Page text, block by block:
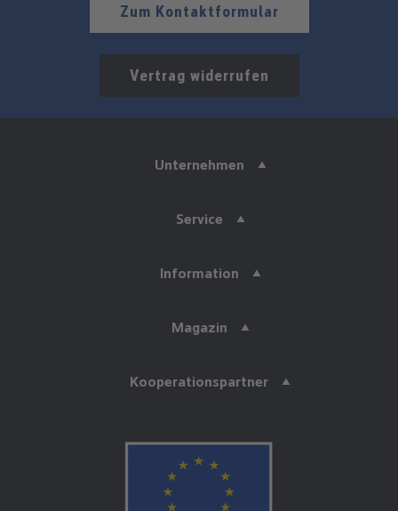
Zum Kontaktformular
Vertrag widerrufen
Unternehmen
Service
Information
Magazin
Kooperationspartner